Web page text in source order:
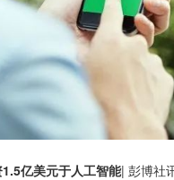
亿美元于人工智能| 彭博社